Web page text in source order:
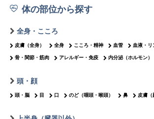
体の部位から探す
全身・こころ
皮膚（全身） 全身 こころ・精神 血管 血液・リ
骨・関節・筋肉 アレルギー・免疫 内分泌（ホルモン）
頭・顔
頭・脳 目 口 のど（咽頭・喉頭） 鼻 皮膚（